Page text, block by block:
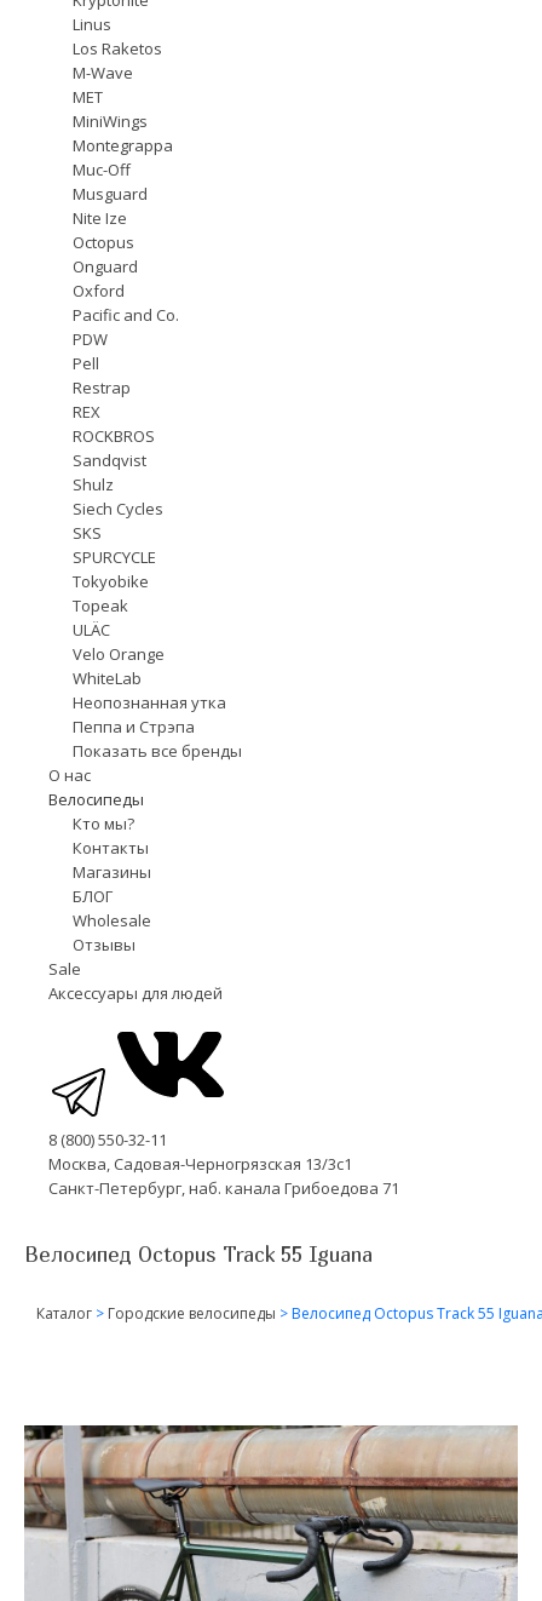
Linus
Los Raketos
M-Wave
MET
MiniWings
Montegrappa
Muc-Off
Musguard
Nite Ize
Octopus
Onguard
Oxford
Pacific and Co.
PDW
Pell
Restrap
REX
ROCKBROS
Sandqvist
Shulz
Siech Cycles
SKS
SPURCYCLE
Tokyobike
Topeak
ULÄC
Velo Orange
WhiteLab
Неопознанная утка
Пеппа и Стрэпа
Показать все бренды
О нас
Велосипеды
Кто мы?
Контакты
Магазины
БЛОГ
Wholesale
Отзывы
Sale
Аксессуары для людей
8 (800) 550-32-11
Москва, Садовая-Черногрязская 13/3с1
Санкт-Петербург, наб. канала Грибоедова 71
Велосипед Octopus Track 55 Iguana
Каталог > Городские велосипеды >Велосипед Octopus Track 55